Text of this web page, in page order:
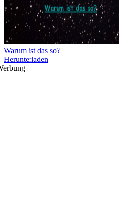
Warum ist das so?
Herunterladen